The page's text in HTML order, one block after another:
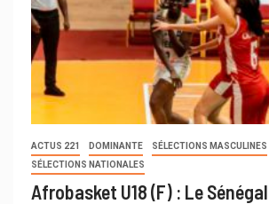
ACTUS 221 DOMINANTE
SÉLECTIONS MASCULINES
SÉLECTIONS NATIONALES
Afrobasket U18 (F) : Le